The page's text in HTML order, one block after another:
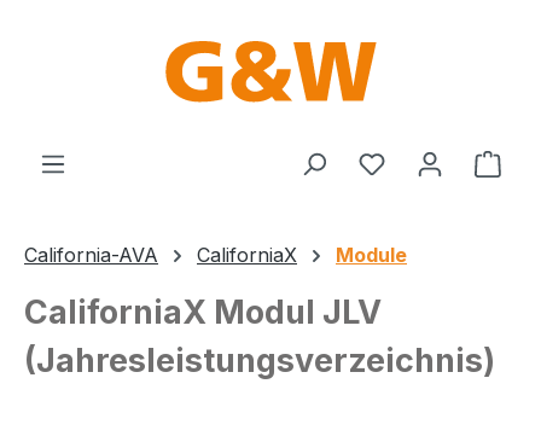
Du hast 0
California-AVA CaliforniaX Module
CaliforniaX Modul JLV
(Jahresleistungs­verzeichnis)